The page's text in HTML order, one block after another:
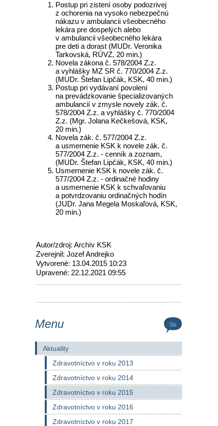
Postup pri zistení osoby podozrivej
z ochorenia na vysoko nebezpečnú
nákazu v ambulancii všeobecného
lekára pre dospelých alebo
v ambulancii všeobecného lekára
pre deti a dorast (MUDr. Veronika
Tarkovská, RÚVZ, 20 min.)
Novela zákona č. 578/2004 Z.z.
a vyhlášky MZ SR č. 770/2004 Z.z.
(MUDr. Štefan Lipčák, KSK, 40 min.)
Postup pri vydávaní povolení
na prevádzkovanie špecializovaných
ambulancií v zmysle novely zák. č.
578/2004 Z.z. a vyhlášky č. 770/2004
Z.z. (Mgr. Jolana Kečkešová, KSK,
20 min.)
Novela zák. č. 577/2004 Z.z.
a usmernenie KSK k novele zák. č.
577/2004 Z.z. - cenník a zoznam,
(MUDr. Štefan Lipčák, KSK, 40 min.)
Usmernenie KSK k novele zák. č.
577/2004 Z.z. - ordinačné hodiny
a usmernenie KSK k schvaľovaniu
a potvrdzovaniu ordinačných hodín
(JUDr. Jana Megela Moskaľová, KSK,
20 min.)
Autor/zdroj: Archív KSK
Zverejnil: Jozef Andrejko
Vytvorené: 13.04.2015 10:23
Upravené: 22.12.2021 09:55
Menu
Aktuality
Zdravotníctvo v roku 2013
Zdravotníctvo v roku 2014
Zdravotníctvo v roku 2015
Zdravotníctvo v roku 2016
Zdravotníctvo v roku 2017